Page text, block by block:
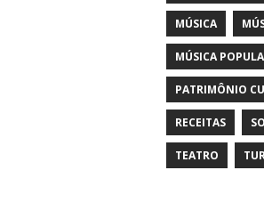
MÚSICA
MÚSICA
PATRIMÔNIO
RECEITAS
TEATRO